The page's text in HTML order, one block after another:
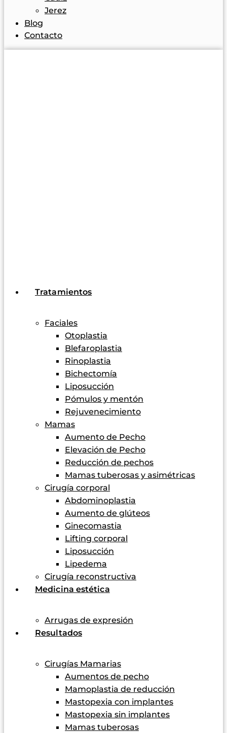
Jerez
Blog
Contacto
Tratamientos
Faciales
Otoplastia
Blefaroplastia
Rinoplastia
Bichectomía
Liposucción
Pómulos y mentón
Rejuvenecimiento
Mamas
Aumento de Pecho
Elevación de Pecho
Reducción de pechos
Mamas tuberosas y asimétricas
Cirugía corporal
Abdominoplastia
Aumento de glúteos
Ginecomastia
Lifting corporal
Liposucción
Lipedema
Cirugía reconstructiva
Medicina estética
Arrugas de expresión
Resultados
Cirugías Mamarias
Aumentos de pecho
Mamoplastia de reducción
Mastopexia con implantes
Mastopexia sin implantes
Mamas tuberosas